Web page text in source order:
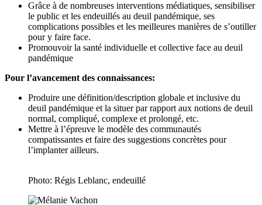
Grâce à de nombreuses interventions médiatiques, sensibiliser
le public et les endeuillés au deuil pandémique, ses
complications possibles et les meilleures manières de s’outiller
pour y faire face.
Promouvoir la santé individuelle et collective face au deuil
pandémique
Pour l’avancement des connaissances:
Produire une définition/description globale et inclusive du
deuil pandémique et la situer par rapport aux notions de deuil
normal, compliqué, complexe et prolongé, etc.
Mettre à l’épreuve le modèle des communautés
compatissantes et faire des suggestions concrètes pour
l’implanter ailleurs.
Photo: Régis Leblanc, endeuillé